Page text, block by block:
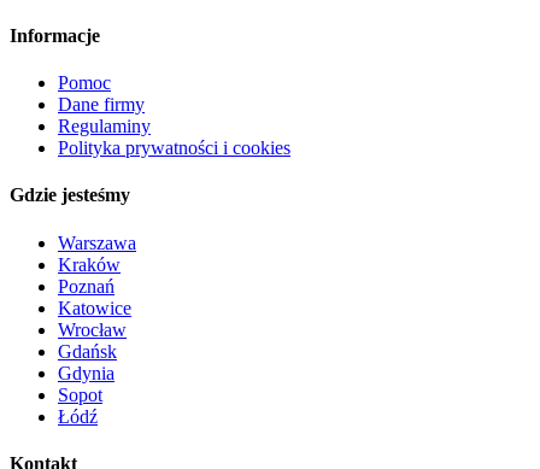
Informacje
Pomoc
Dane firmy
Regulaminy
Polityka prywatności i cookies
Gdzie jesteśmy
Warszawa
Kraków
Poznań
Katowice
Wrocław
Gdańsk
Gdynia
Sopot
Łódź
Kontakt